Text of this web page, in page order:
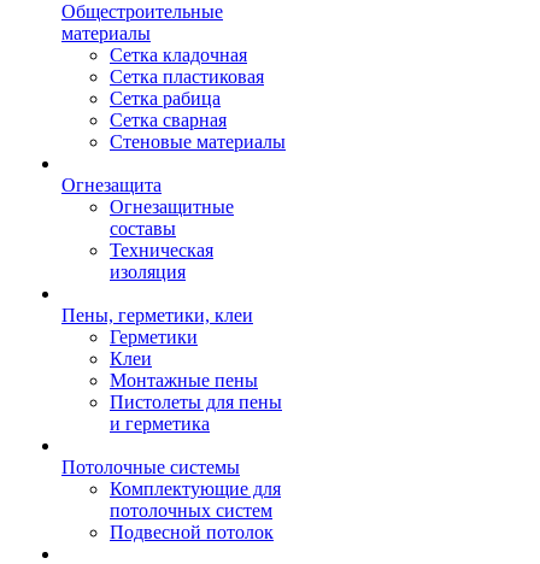
Общестроительные
материалы
Сетка кладочная
Сетка пластиковая
Сетка рабица
Сетка сварная
Стеновые материалы
Огнезащита
Огнезащитные
составы
Техническая
изоляция
Пены, герметики, клеи
Герметики
Клеи
Монтажные пены
Пистолеты для пены
и герметика
Потолочные системы
Комплектующие для
потолочных систем
Подвесной потолок